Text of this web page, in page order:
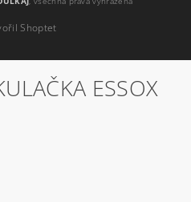
Shoptet
ESSOX